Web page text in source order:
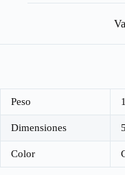
Peso
Dimensiones
Color